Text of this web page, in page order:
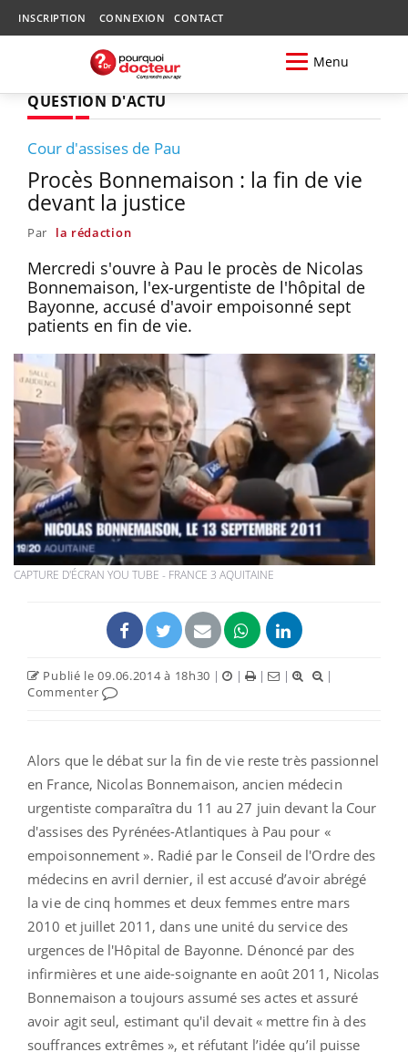
INSCRIPTION CONNEXION CONTACT
Menu
QUESTION D'ACTU
Cour d'assises de Pau
Procès Bonnemaison : la fin de vie
devant la justice
Par la rédaction
Mercredi s'ouvre à Pau le procès de Nicolas
Bonnemaison, l'ex-urgentiste de l'hôpital de
Bayonne, accusé d'avoir empoisonné sept
patients en fin de vie.
CAPTURE D'ÉCRAN YOU TUBE - FRANCE 3 AQUITAINE
Publié le 09.06.2014 à 18h30 | | | |
|
Commenter
Alors que le débat sur la fin de vie reste très passionnel
en France, Nicolas Bonnemaison, ancien médecin
urgentiste comparaîtra du 11 au 27 juin devant la Cour
d'assises des Pyrénées-Atlantiques à Pau pour «
empoisonnement ». Radié par le Conseil de l'Ordre des
médecins en avril dernier, il est accusé d’avoir abrégé
la vie de cinq hommes et deux femmes entre mars
2010 et juillet 2011, dans une unité du service des
urgences de l'Hôpital de Bayonne. Dénoncé par des
infirmières et une aide-soignante en août 2011, Nicolas
Bonnemaison a toujours assumé ses actes et assuré
avoir agit seul, estimant qu'il devait « mettre fin à des
souffrances extrêmes », et réfutant l’idée qu’il puisse